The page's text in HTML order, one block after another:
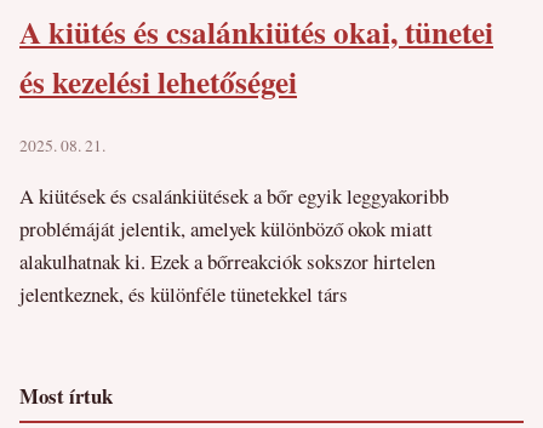
A kiütés és csalánkiütés okai, tünetei
és kezelési lehetőségei
2025. 08. 21.
A kiütések és csalánkiütések a bőr egyik leggyakoribb
problémáját jelentik, amelyek különböző okok miatt
alakulhatnak ki. Ezek a bőrreakciók sokszor hirtelen
jelentkeznek, és különféle tünetekkel társ
Most írtuk